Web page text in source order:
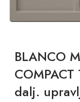
BLANCO
COMPACT
dalj.